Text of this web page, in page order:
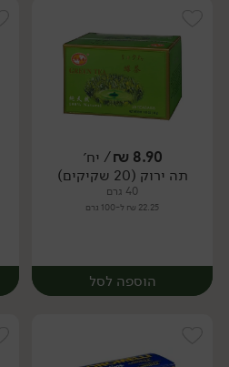
יח׳
8.90
₪/ יח׳
תה ירוק (20 שקיקים)
40 גרם
22.25 ₪ ל-100 גרם
הוספה לסל